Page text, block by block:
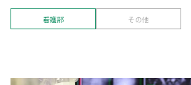
お知らせ
看護部 その他